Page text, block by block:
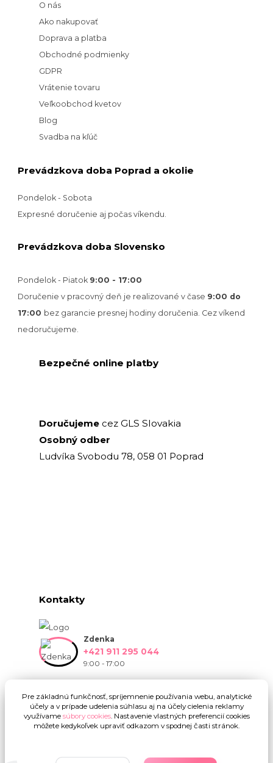
O nás
Ako nakupovať
Doprava a platba
Obchodné podmienky
GDPR
Vrátenie tovaru
Veľkoobchod kvetov
Blog
Svadba na kľúč
Prevádzkova doba Poprad a okolie
Pondelok - Sobota
Expresné doručenie aj počas víkendu.
Prevádzkova doba Slovensko
Pondelok - Piatok 9:00 - 17:00
Doručenie v pracovný deň je realizované v čase 9:00 do
17:00 bez garancie presnej hodiny doručenia. Cez víkend
nedoručujeme.
Bezpečné online platby
Doručujeme cez GLS Slovakia
Osobný odber
Ludvíka Svobodu 78, 058 01 Poprad
Kontakty
Zdenka
+421 911 295 044
9:00 - 17:00
Pre základnú funkčnosť, spríjemnenie používania webu, analytické
účely a v prípade udelenia súhlasu aj na účely cielenia reklamy
využívame súbory cookies. Nastavenie vlastných preferencií cookies
môžete kedykoľvek upraviť odkazom v spodnej časti stránok.